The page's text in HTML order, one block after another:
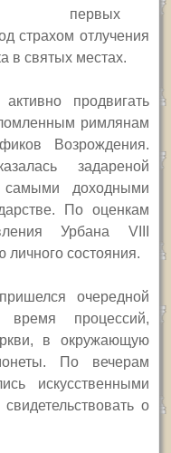
первых
страхом отлучения
в святых местах.
продвигать
римлянам
Возрождения.
задареной
самыми доходными
По оценкам
Урбана VIII
личного состояния.
пришелся очередной
процессий,
в окружающую
По вечерам
искусственными
о